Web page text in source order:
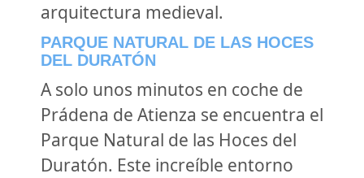
arquitectura medieval.
PARQUE NATURAL DE LAS HOCES
DEL DURATÓN
A solo unos minutos en coche de
Prádena de Atienza se encuentra el
Parque Natural de las Hoces del
Duratón. Este increíble entorno